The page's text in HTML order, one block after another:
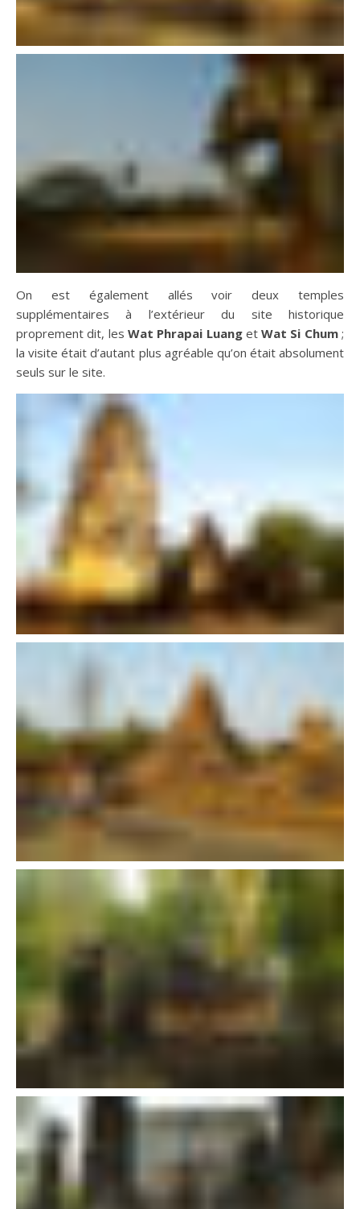
On est également allés voir deux temples
supplémentaires à l’extérieur du site historique
proprement dit, les Wat Phrapai LuangetWat Si Chum;
la visite était d’autant plus agréable qu’on était absolument
seuls sur le site.